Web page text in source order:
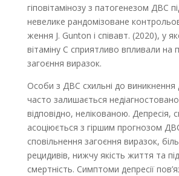
гіповітамінозу з патогенезом ДВС
невелике рандомізоване
ження J. Gunton і співавт. (2020), у
вітаміну С сприятливо впливали на
загоєння виразок.
Особи з ДВС схильні до виникнення
часто залишається
відповідно, нелікованою. Депресія,
асоціюється з гіршим прогнозом
сповільнення загоєння виразок,
рецидивів, нижчу якість життя та
смертність. Симптоми депресії